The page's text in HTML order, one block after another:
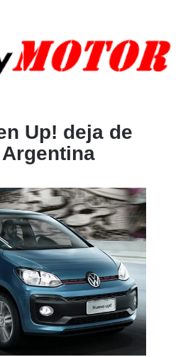
Up! deja de